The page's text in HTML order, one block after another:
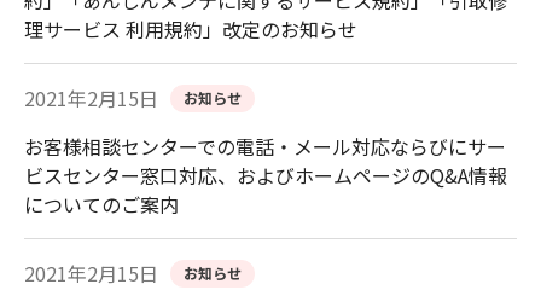
理サービス 利用規約」改定のお知らせ
2021年2月15日 お知らせ
お客様相談センターでの電話・メール対応ならびにサー
ビスセンター窓口対応、およびホームページのQ&A情報
についてのご案内
2021年2月15日 お知らせ